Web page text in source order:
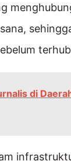
di